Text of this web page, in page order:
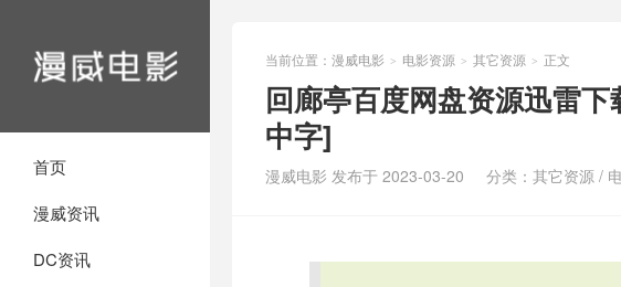
首页
漫威资讯
DC资讯
当前位置： 漫威电影 > 电影资源 > 其它资源 > 正文
回廊亭百度网盘资源迅雷
中字]
漫威电影 发布于 2023-03-20 分类： 其它资源 /